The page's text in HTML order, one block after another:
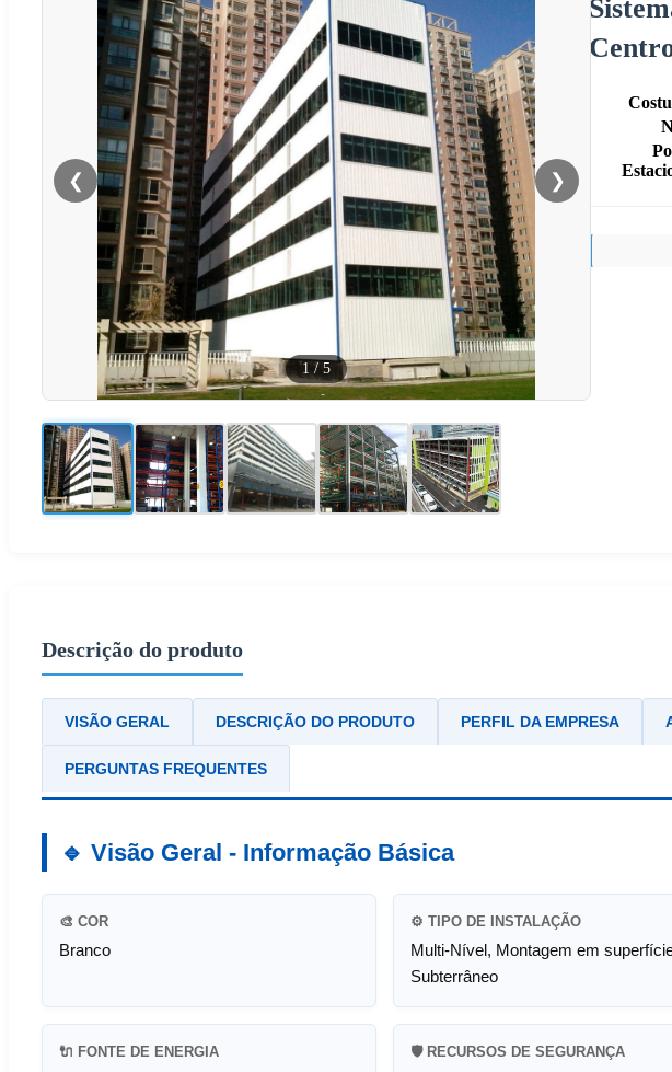
❮ ❯
1 / 5
Descrição do produto
VISÃO GERAL DESCRIÇÃO DO PRODUTO PERFIL DA EMPRESA
PERGUNTAS FREQUENTES
🔹 Visão Geral - Informação Básica
🎨 COR
Branco
⚙️ TIPO DE INSTALAÇÃO
Multi-Nível, Montagem em
Subterrâneo
🔌 FONTE DE ENERGIA 🛡️ RECURSOS DE SEGURANÇA